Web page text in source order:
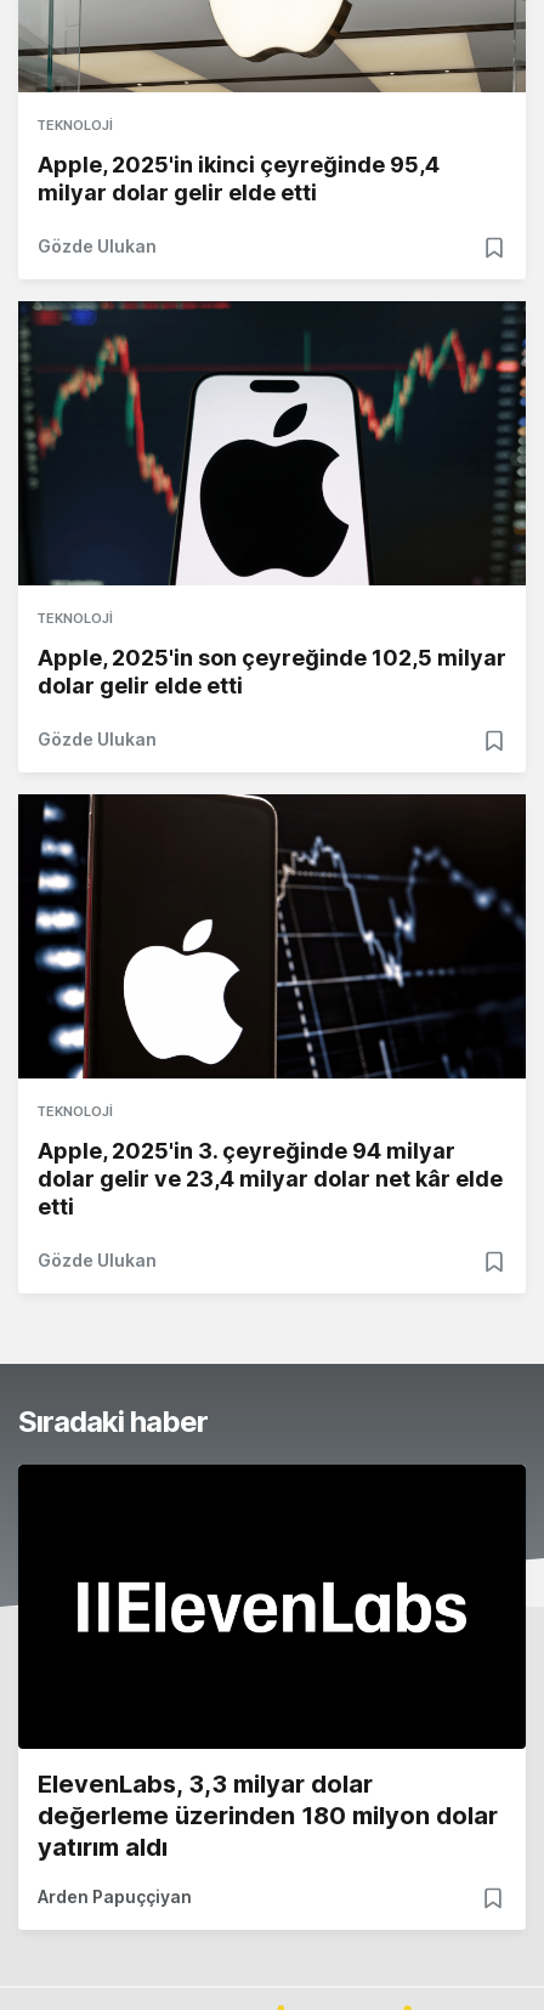
TEKNOLOJI
Apple, 2025'in ikinci çeyreğinde 95,4
milyar dolar gelir elde etti
Gözde Ulukan
TEKNOLOJI
Apple, 2025'in son çeyreğinde 102,5 milyar
dolar gelir elde etti
Gözde Ulukan
TEKNOLOJI
Apple, 2025'in 3. çeyreğinde 94 milyar
dolar gelir ve 23,4 milyar dolar net kâr elde
etti
Gözde Ulukan
Sıradaki haber
ElevenLabs, 3,3 milyar dolar
değerleme üzerinden 180 milyon dolar
yatırım aldı
Arden Papuççiyan